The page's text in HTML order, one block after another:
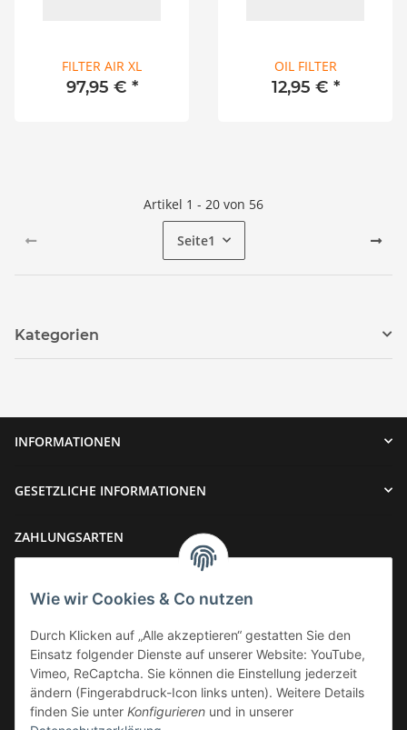
FILTER AIR XL
97,95 € *
OIL FILTER
12,95 € *
Artikel 1 - 20 von 56
Seite1
Kategorien
INFORMATIONEN
GESETZLICHE INFORMATIONEN
ZAHLUNGSARTEN
VERSAND
Wie wir Cookies & Co nutzen
Durch Klicken auf „Alle akzeptieren“ gestatten Sie den
Einsatz folgender Dienste auf unserer Website: YouTube,
Vimeo, ReCaptcha. Sie können die Einstellung jederzeit
ändern (Fingerabdruck-Icon links unten). Weitere Details
finden Sie unter Konfigurieren und in unserer